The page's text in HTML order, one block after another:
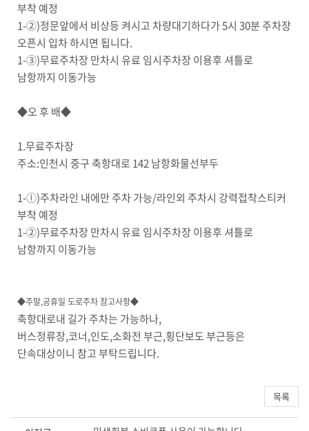
부착 예정
1-②)정문앞에서 비상등 켜시고 차량대기하다가 5시 30분 주차장
오픈시 입차 하시면 됩니다.
1-③)무료주차장 만차시 유료 임시주차장 이용후 셔틀로
남항까지 이동가능
◆오 후 배◆
1.무료주차장
주소:인천시 중구 축항대로 142 남항화물선부두
1-ⓛ)주차라인 내에만 주차 가능/라인외 주차시 강력접착스티커
부착 예정
1-②)무료주차장 만차시 유료 임시주차장 이용후 셔틀로
남항까지 이동가능
◆주말,공휴일 도로주차 참고사항◆
축항대로내 길가 주차는 가능하나,
버스정류장,코너,인도,소화전 부근,횡단보도 부근등은
단속대상이니 참고 부탁드립니다.
목록